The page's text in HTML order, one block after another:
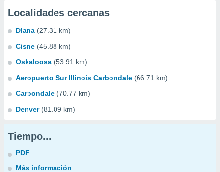
Localidades cercanas
Diana (27.31 km)
Cisne (45.88 km)
Oskaloosa (53.91 km)
Aeropuerto Sur Illinois Carbondale (66.71 km)
Carbondale (70.77 km)
Denver (81.09 km)
Tiempo...
PDF
Más información